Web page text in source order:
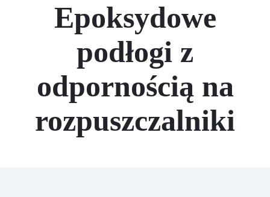
Epoksydowe
podłogi z
odpornością na
rozpuszczalniki